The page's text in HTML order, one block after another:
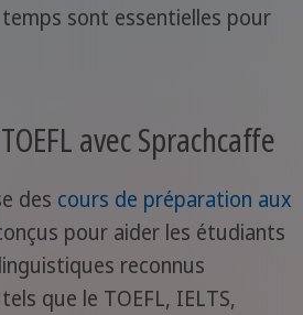
sont essentielles pour
avec Sprachcaffe
des cours de préparation aux
pour aider les étudiants
reconnus
que le TOEFL, IELTS,